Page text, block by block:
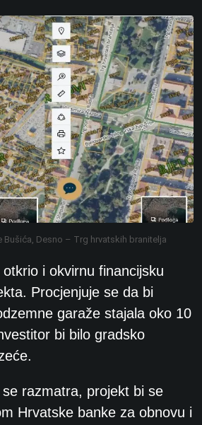
Bušića, Desno – Trg hrvatskih branitelja
i okvirnu financijsku
Procjenjuje se da bi
garaže stajala oko 10
bi bilo gradsko
razmatra, projekt bi se
Hrvatske banke za obnovu i